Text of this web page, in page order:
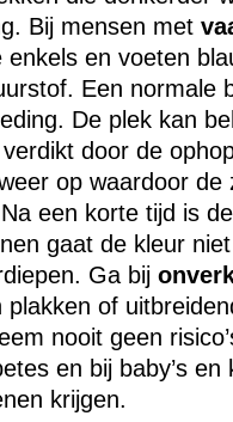
Bij mensen met
enkels en voeten
Een normale
De plek kan
door de
op waardoor de
een korte tijd is
gaat de kleur
Ga bij
of
nooit geen
en bij baby’s en
krijgen.